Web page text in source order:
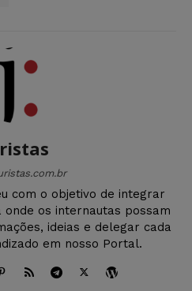
com o objetivo de integrar
onde os internautas possam
ideias e delegar cada
em nosso Portal.